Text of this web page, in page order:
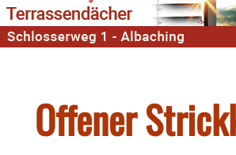
Offener